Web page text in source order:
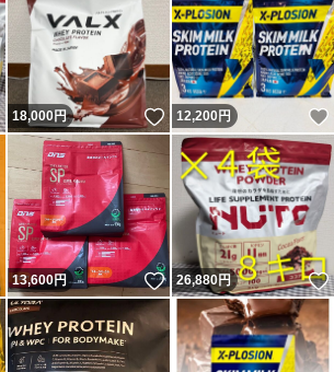
いいね！
18,000円 いいね！
12,200円
いいね！
13,600円 いいね！
26,880円